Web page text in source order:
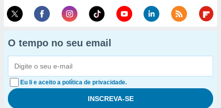
O tempo no seu email
Eu li e aceito a política de privacidade.